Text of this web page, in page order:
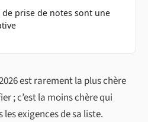
de prise de notes sont une
est rarement la plus chère
; c’est la moins chère qui
exigences de sa liste.